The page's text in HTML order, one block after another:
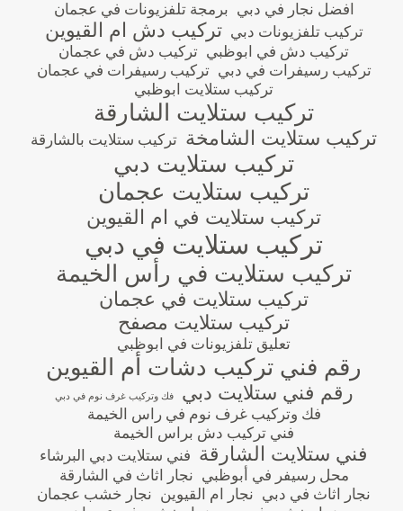
افضل نجار في دبي برمجة تلفزيونات في عجمان
تركيب تلفزيونات دبي تركيب دش ام القيوين
تركيب دش في ابوظبي تركيب دش في عجمان
تركيب رسيفرات في دبي تركيب رسيفرات في عجمان
تركيب ستلايت ابوظبي
تركيب ستلايت الشارقة
تركيب ستلايت الشامخة تركيب ستلايت بالشارقة
تركيب ستلايت دبي
تركيب ستلايت عجمان
تركيب ستلايت في ام القيوين
تركيب ستلايت في دبي
تركيب ستلايت في رأس الخيمة
تركيب ستلايت في عجمان
تركيب ستلايت مصفح
تعليق تلفزيونات في ابوظبي
رقم فني تركيب دشات أم القيوين
رقم فني ستلايت دبي فك وتركيب غرف نوم في دبي
فك وتركيب غرف نوم في راس الخيمة
فني تركيب دش براس الخيمة
فني ستلايت الشارقة فني ستلايت دبي البرشاء
محل رسيفر في أبوظبي نجار اثاث في الشارقة
نجار اثاث في دبي نجار ام القيوين نجار خشب عجمان